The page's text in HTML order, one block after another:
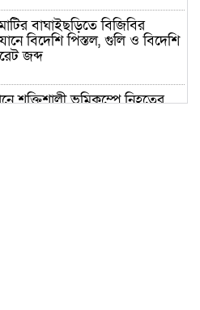
বাঘাইছড়িতে বিজিবির
বিদেশি পিস্তল, গুলি ও বিদেশি
জব্দ
শক্তিশালী ভূমিকম্পে নিহতের